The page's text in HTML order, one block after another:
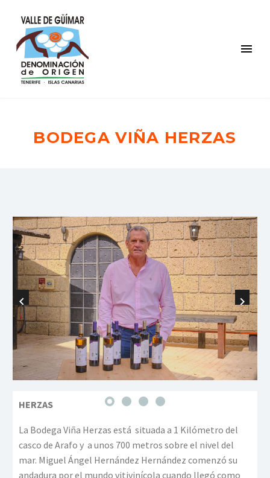
BODEGA VIÑA HERZAS
HERZAS
La Bodega Viña Herzas está situada a 1 Kilómetro del
casco de Arafo y a unos 700 metros sobre el nivel del
mar. Miguel Ángel Hernández Hernández comenzó su
andadura por el mundo vitivinícola cuando llegó como